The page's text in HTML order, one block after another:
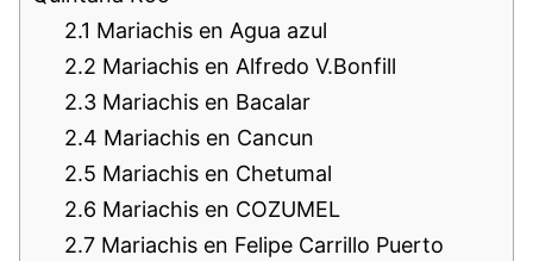
2.1 Mariachis en Agua azul
2.2 Mariachis en Alfredo V.Bonfill
2.3 Mariachis en Bacalar
2.4 Mariachis en Cancun
2.5 Mariachis en Chetumal
2.6 Mariachis en COZUMEL
2.7 Mariachis en Felipe Carrillo Puerto